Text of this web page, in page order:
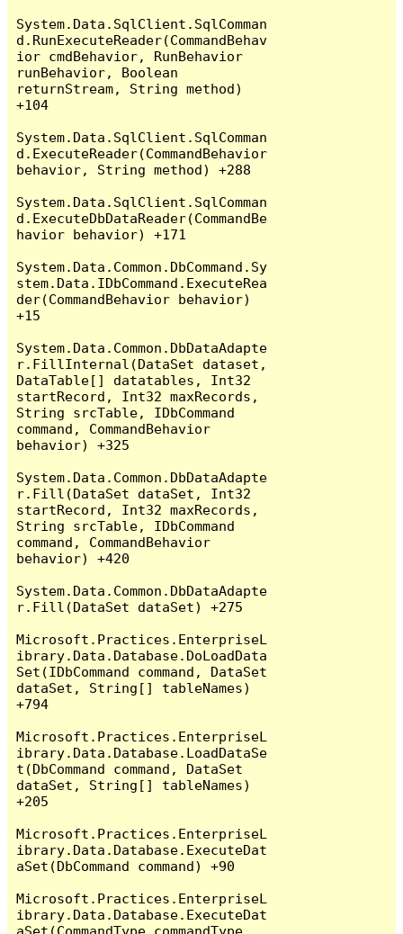
System.Data.SqlClient.SqlComman
d.RunExecuteReader(CommandBehav
ior cmdBehavior, RunBehavior
runBehavior, Boolean
returnStream, String method)
+104
System.Data.SqlClient.SqlComman
d.ExecuteReader(CommandBehavior
behavior, String method) +288
System.Data.SqlClient.SqlComman
d.ExecuteDbDataReader(CommandBe
havior behavior) +171
System.Data.Common.DbCommand.Sy
stem.Data.IDbCommand.ExecuteRea
der(CommandBehavior behavior)
+15
System.Data.Common.DbDataAdapte
r.FillInternal(DataSet dataset,
DataTable[] datatables, Int32
startRecord, Int32 maxRecords,
String srcTable, IDbCommand
command, CommandBehavior
behavior) +325
System.Data.Common.DbDataAdapte
r.Fill(DataSet dataSet, Int32
startRecord, Int32 maxRecords,
String srcTable, IDbCommand
command, CommandBehavior
behavior) +420
System.Data.Common.DbDataAdapte
r.Fill(DataSet dataSet) +275
Microsoft.Practices.EnterpriseL
ibrary.Data.Database.DoLoadData
Set(IDbCommand command, DataSet
dataSet, String[] tableNames)
+794
Microsoft.Practices.EnterpriseL
ibrary.Data.Database.LoadDataSe
t(DbCommand command, DataSet
dataSet, String[] tableNames)
+205
Microsoft.Practices.EnterpriseL
ibrary.Data.Database.ExecuteDat
aSet(DbCommand command) +90
Microsoft.Practices.EnterpriseL
ibrary.Data.Database.ExecuteDat
aSet(CommandType commandType,